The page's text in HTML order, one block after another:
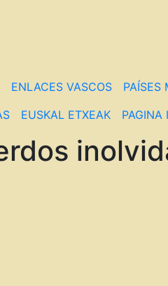
ENLACES VASCOS PAÍSES
EUSKAL ETXEAK PAGINA